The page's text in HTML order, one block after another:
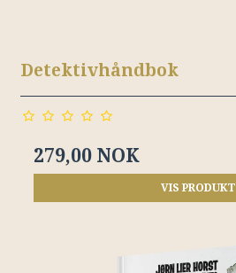
Detektivhåndbok
279,00 NOK
VIS PRODUKT